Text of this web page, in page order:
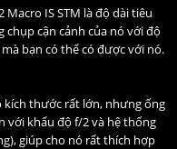
IS STM là độ dài tiêu
cận cảnh của nó với độ
bạn có thể có được với nó.
kích thước rất lớn, nhưng ống
với khẩu độ f/2 và hệ thống
giúp cho nó rất thích hợp